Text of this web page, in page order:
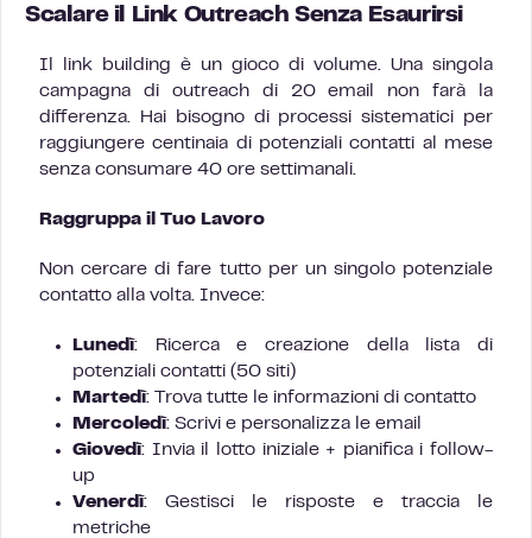
Scalare il Link Outreach Senza Esaurirsi
Il link building è un gioco di volume. Una singola
campagna di outreach di 20 email non farà la
differenza. Hai bisogno di processi sistematici per
raggiungere centinaia di potenziali contatti al mese
senza consumare 40 ore settimanali.
Raggruppa il Tuo Lavoro
Non cercare di fare tutto per un singolo potenziale
contatto alla volta. Invece:
Lunedì: Ricerca e creazione della lista di
potenziali contatti (50 siti)
Martedì: Trova tutte le informazioni di contatto
Mercoledì: Scrivi e personalizza le email
Giovedì: Invia il lotto iniziale + pianifica i follow-
up
Venerdì: Gestisci le risposte e traccia le
metriche